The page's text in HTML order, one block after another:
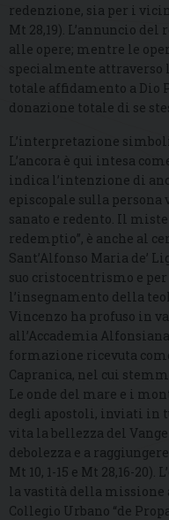
redenzione, sia per i
Mt 28,19). L’annuncio
alle opere; mentre le
specialmente
totale affidamento a Dio
donazione totale di se
L’interpretazione
L’ancora è qui intesa
indica l’intenzione di
episcopale sulla
sanato e redento. Il
redemptio”, è anche al
Sant’Alfonso Maria de’
suo cristocentrismo e
l’insegnamento della
Vincenzo ha profuso in
all’Accademia
formazione ricevuta
Capranica, nel cui
Le onde del mare e i
degli apostoli, inviati in
vita la bellezza del
debolezza e a
Mt 10, 1-15 e Mt 28,16-
la vastità della missione
Collegio Urbano “de